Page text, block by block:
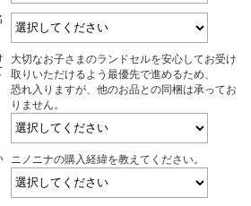
大切なお子さまのランドセルを安心してお受け
取りいただけるよう最優先で進めるため、
恐れ入りますが、他のお品との同梱は承ってお
りません。
ニノニナの購入経緯を教えてください。